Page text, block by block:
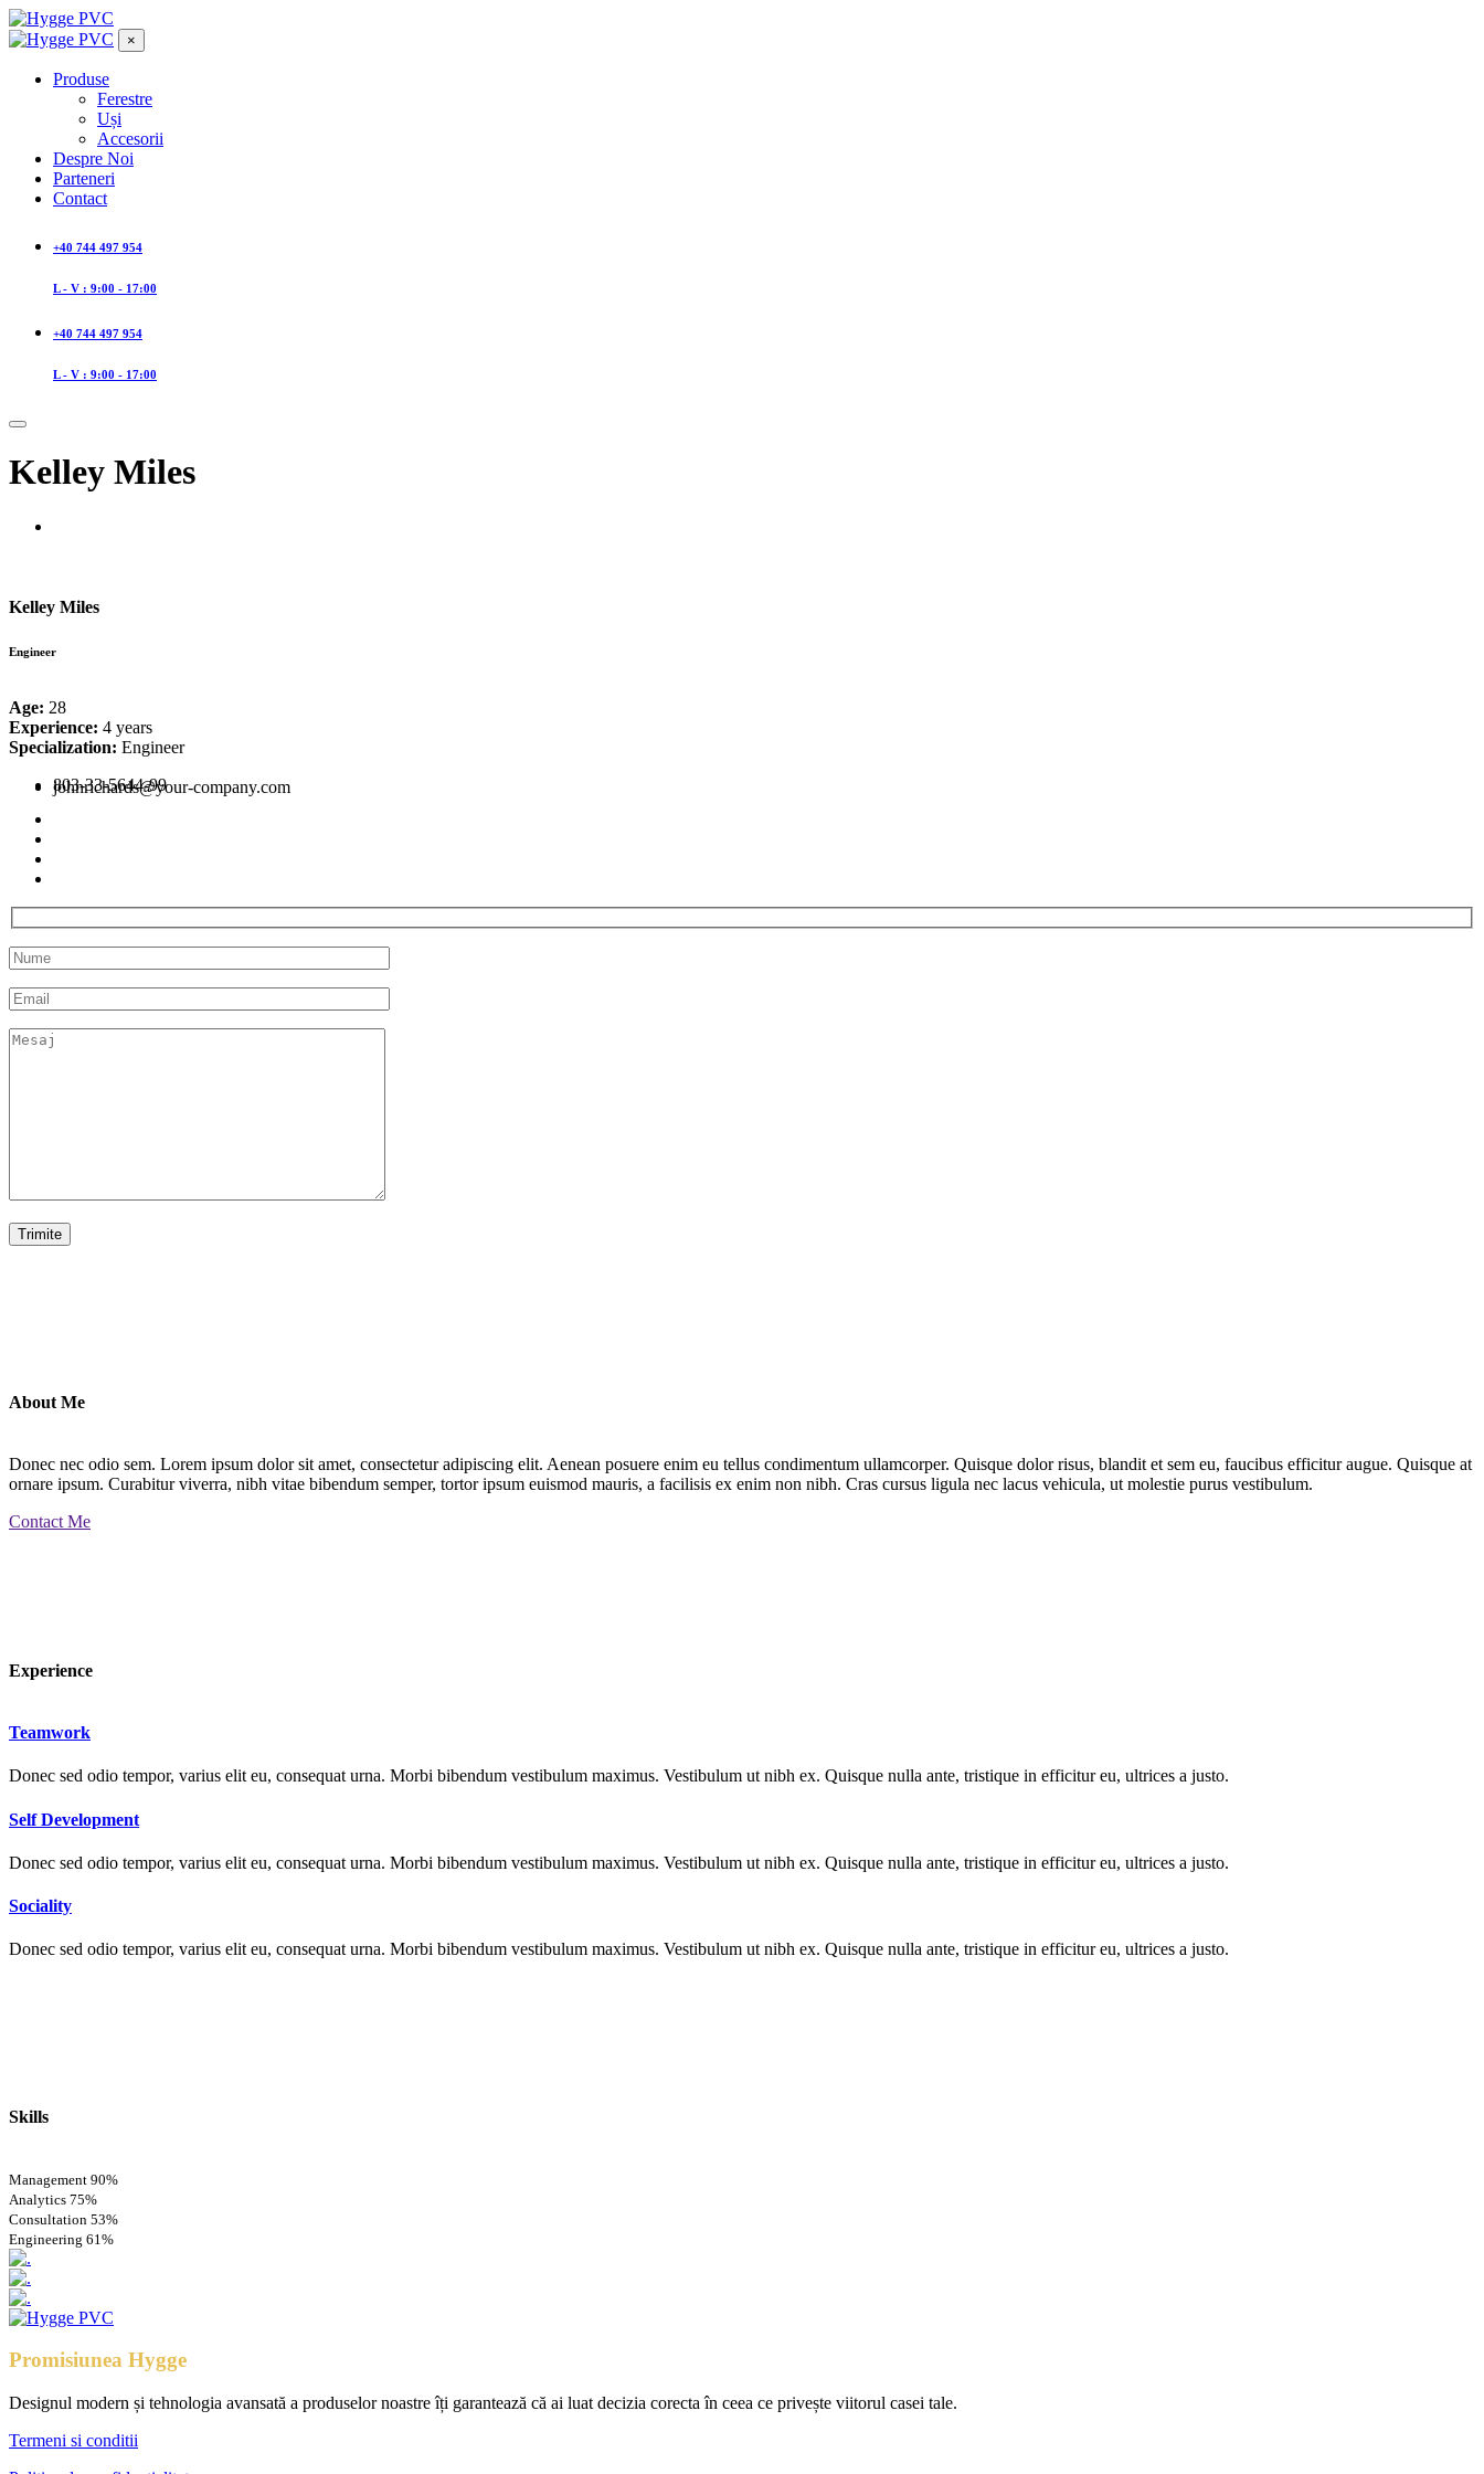
×
Produse
Ferestre
Uși
Accesorii
Despre Noi
Parteneri
Contact
+40 744 497 954
L - V : 9:00 - 17:00
+40 744 497 954
L - V : 9:00 - 17:00
Kelley Miles
Kelley Miles
Engineer
Age: 28
Experience: 4 years
Specialization: Engineer
803-33-5644-99
johnrichards@your-company.com
About Me
Donec nec odio sem. Lorem ipsum dolor sit amet, consectetur adipiscing elit. Aenean posuere enim eu tellus condimentum ullamcorper. Quisque dolor risus, blandit et sem eu, faucibus efficitur augue. Quisque at
ornare ipsum. Curabitur viverra, nibh vitae bibendum semper, tortor ipsum euismod mauris, a facilisis ex enim non nibh. Cras cursus ligula nec lacus vehicula, ut molestie purus vestibulum.
Contact Me
Experience
Teamwork
Donec sed odio tempor, varius elit eu, consequat urna. Morbi bibendum vestibulum maximus. Vestibulum ut nibh ex. Quisque nulla ante, tristique in efficitur eu, ultrices a justo.
Self Development
Donec sed odio tempor, varius elit eu, consequat urna. Morbi bibendum vestibulum maximus. Vestibulum ut nibh ex. Quisque nulla ante, tristique in efficitur eu, ultrices a justo.
Sociality
Donec sed odio tempor, varius elit eu, consequat urna. Morbi bibendum vestibulum maximus. Vestibulum ut nibh ex. Quisque nulla ante, tristique in efficitur eu, ultrices a justo.
Skills
Management 90%
Analytics 75%
Consultation 53%
Engineering 61%
Promisiunea Hygge
Designul modern și tehnologia avansată a produselor noastre îți garantează că ai luat decizia corecta în ceea ce privește viitorul casei tale.
Termeni si conditii